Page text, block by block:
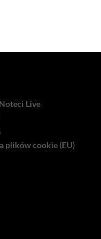
Live
plików cookie (EU)